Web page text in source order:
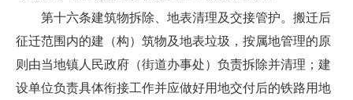
第十六条建筑物拆除、地表清理及交接管护。搬迁后
征迁范围内的建（构）筑物及地表垃圾，按属地管理的原
则由当地镇人民政府（街道办事处）负责拆除并清理；建
设单位负责具体衔接工作并应做好用地交付后的铁路用地